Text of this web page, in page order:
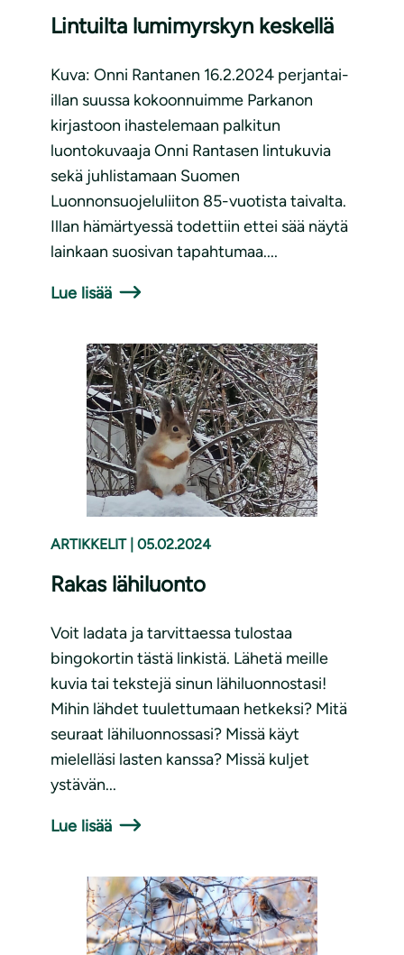
Lintuilta lumimyrskyn keskellä
Kuva: Onni Rantanen 16.2.2024 perjantai-
illan suussa kokoonnuimme Parkanon
kirjastoon ihastelemaan palkitun
luontokuvaaja Onni Rantasen lintukuvia
sekä juhlistamaan Suomen
Luonnonsuojeluliiton 85-vuotista taivalta.
Illan hämärtyessä todettiin ettei sää näytä
lainkaan suosivan tapahtumaa....
Lue lisää
ARTIKKELIT 05.02.2024
Rakas lähiluonto
Voit ladata ja tarvittaessa tulostaa
bingokortin tästä linkistä. Lähetä meille
kuvia tai tekstejä sinun lähiluonnostasi!
Mihin lähdet tuulettumaan hetkeksi? Mitä
seuraat lähiluonnossasi? Missä käyt
mielelläsi lasten kanssa? Missä kuljet
ystävän...
Lue lisää